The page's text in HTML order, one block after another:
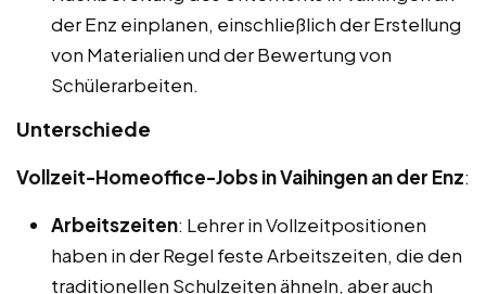
der Enz einplanen, einschließlich der Erstellung
von Materialien und der Bewertung von
Schülerarbeiten.
Unterschiede
Vollzeit-Homeoffice-Jobs in Vaihingen an der Enz:
Arbeitszeiten: Lehrer in Vollzeitpositionen
haben in der Regel feste Arbeitszeiten, die den
traditionellen Schulzeiten ähneln, aber auch